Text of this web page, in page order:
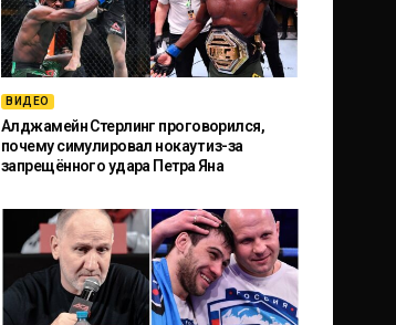
ВИДЕО
Алджамейн Стерлинг проговорился,
почему симулировал нокаут из-за
запрещённого удара Петра Яна